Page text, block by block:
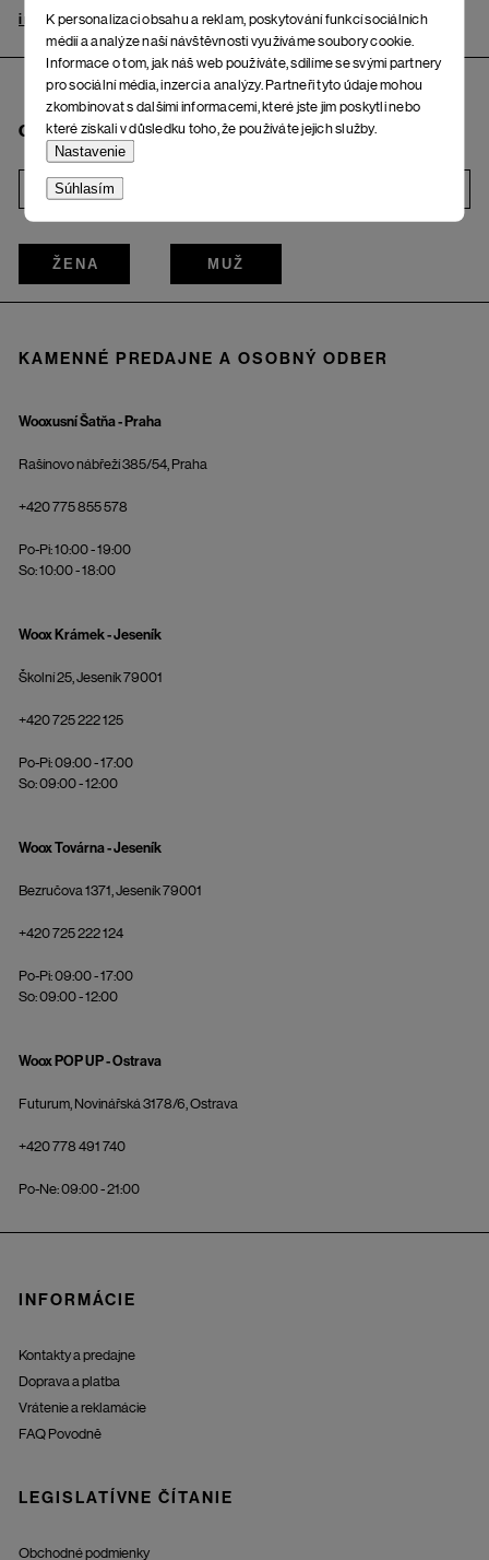
K personalizaci obsahu a reklam, poskytování funkcí sociálních
médií a analýze naší návštěvnosti využíváme soubory cookie.
Informace o tom, jak náš web používáte, sdílíme se svými partnery
pro sociální média, inzerci a analýzy. Partneři tyto údaje mohou
zkombinovat s dalšími informacemi, které jste jim poskytli nebo
které získali v důsledku toho, že používáte jejich služby.
Nastavenie
Súhlasím
info@woox.sk Kontakt
Chcem odoberať bulletin
ŽENA MUŽ
KAMENNÉ PREDAJNE A OSOBNÝ ODBER
Wooxusní Šatňa - Praha
Rašínovo nábřeží 385/54, Praha
+420 775 855 578
Po-Pi: 10:00 - 19:00
So: 10:00 - 18:00
Woox Krámek - Jeseník
Školní 25, Jeseník 79001
+420 725 222 125
Po-Pi: 09:00 - 17:00
So: 09:00 - 12:00
Woox Továrna - Jeseník
Bezručova 1371, Jeseník 79001
+420 725 222 124
Po-Pi: 09:00 - 17:00
So: 09:00 - 12:00
Woox POP UP - Ostrava
Futurum, Novinářská 3178/6, Ostrava
+420 778 491 740
Po-Ne: 09:00 - 21:00
INFORMÁCIE
Kontakty a predajne
Doprava a platba
Vrátenie a reklamácie
FAQ Povodně
LEGISLATÍVNE ČÍTANIE
Obchodné podmienky